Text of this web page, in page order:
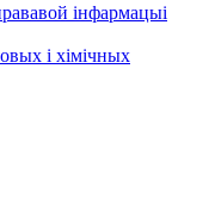
інфармацыі
і хімічных